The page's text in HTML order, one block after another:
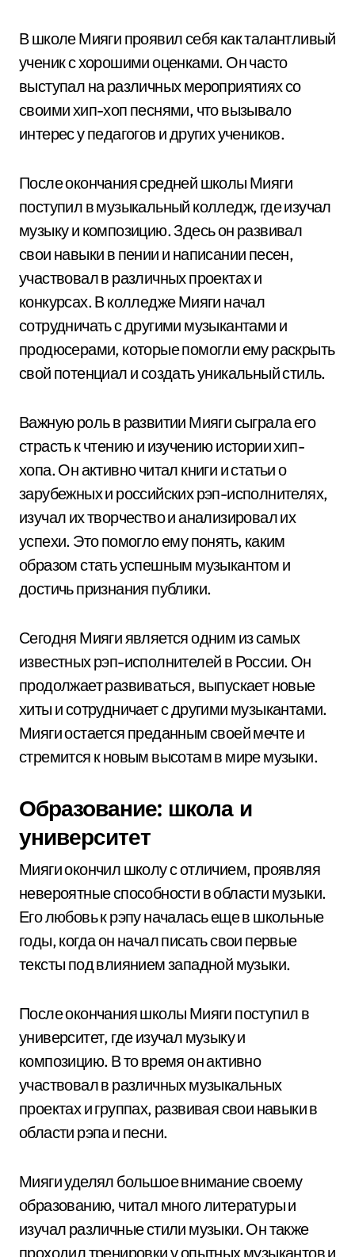
В школе Мияги проявил себя как талантливый
ученик с хорошими оценками. Он часто
выступал на различных мероприятиях со
своими хип-хоп песнями, что вызывало
интерес у педагогов и других учеников.
После окончания средней школы Мияги
поступил в музыкальный колледж, где изучал
музыку и композицию. Здесь он развивал
свои навыки в пении и написании песен,
участвовал в различных проектах и
конкурсах. В колледже Мияги начал
сотрудничать с другими музыкантами и
продюсерами, которые помогли ему раскрыть
свой потенциал и создать уникальный стиль.
Важную роль в развитии Мияги сыграла его
страсть к чтению и изучению истории хип-
хопа. Он активно читал книги и статьи о
зарубежных и российских рэп-исполнителях,
изучал их творчество и анализировал их
успехи. Это помогло ему понять, каким
образом стать успешным музыкантом и
достичь признания публики.
Сегодня Мияги является одним из самых
известных рэп-исполнителей в России. Он
продолжает развиваться, выпускает новые
хиты и сотрудничает с другими музыкантами.
Мияги остается преданным своей мечте и
стремится к новым высотам в мире музыки.
Образование: школа и
университет
Мияги окончил школу с отличием, проявляя
невероятные способности в области музыки.
Его любовь к рэпу началась еще в школьные
годы, когда он начал писать свои первые
тексты под влиянием западной музыки.
После окончания школы Мияги поступил в
университет, где изучал музыку и
композицию. В то время он активно
участвовал в различных музыкальных
проектах и группах, развивая свои навыки в
области рэпа и песни.
Мияги уделял большое внимание своему
образованию, читал много литературы и
изучал различные стили музыки. Он также
проходил тренировки у опытных музыкантов и